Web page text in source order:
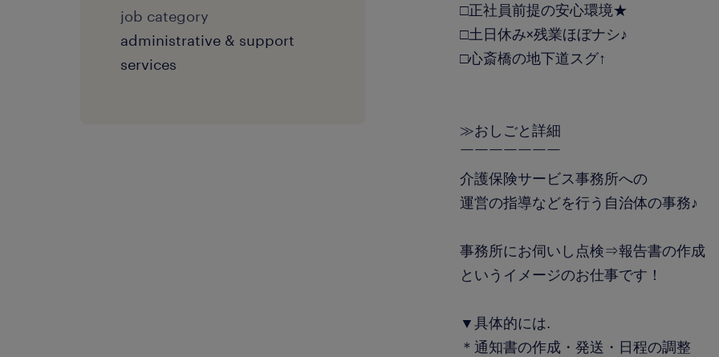
job category
administrative & support
services
□正社員前提の安心環境★
□土日休み×残業ほぼナシ♪
□心斎橋の地下道スグ↑
≫おしごと詳細
￣￣￣￣￣￣￣
介護保険サービス事務所への
運営の指導などを行う自治体の事務♪
事務所にお伺いし点検⇒報告書の作成
というイメージのお仕事です！
▼具体的には.
＊通知書の作成・発送・日程の調整